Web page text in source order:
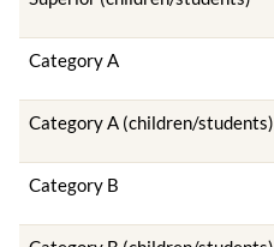
Category A
Category A (children/students)
Category B